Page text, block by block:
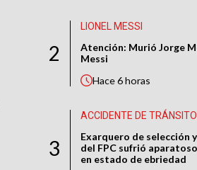
2
LIONEL MESSI
Atención: Murió Jorge
Messi
Hace6 horas
3
ACCIDENTE DE TRÁNSITO
Exarquero de selección
del FPC sufrió
en estado de ebriedad